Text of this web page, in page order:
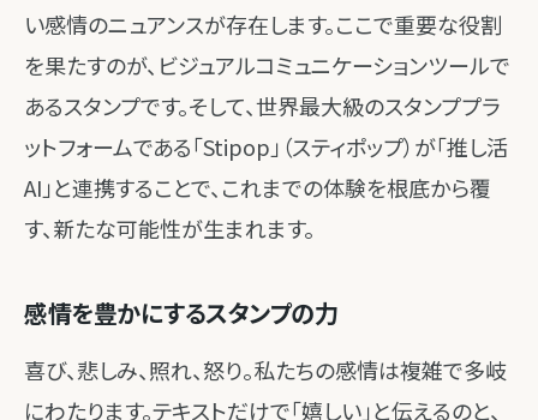
い感情のニュアンスが存在します。ここで重要な役割
を果たすのが、ビジュアルコミュニケーションツールで
あるスタンプです。そして、世界最大級のスタンププラ
ットフォームである「Stipop」（スティポップ）が「推し活
AI」と連携することで、これまでの体験を根底から覆
す、新たな可能性が生まれます。
感情を豊かにするスタンプの力
喜び、悲しみ、照れ、怒り。私たちの感情は複雑で多岐
にわたります。テキストだけで「嬉しい」と伝えるのと、